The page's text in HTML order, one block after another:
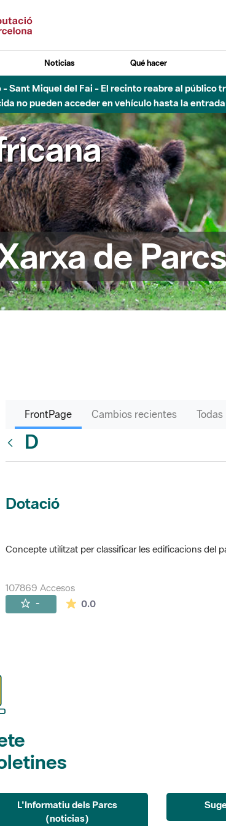
Noticias Qué hacer
- Sant Miquel del Fai - El recinto reabre al público
no pueden acceder en vehículo hasta la
de
FrontPage Cambios recientes
D
Dotació
Concepte utilitzat per classificar les edificacions del
107869 Accesos
- 0.0La valoración media es de 0
L'Informatiu dels Parcs
(noticias)